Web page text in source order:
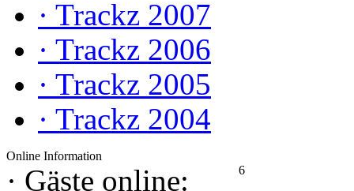
· Trackz 2007
· Trackz 2006
· Trackz 2005
· Trackz 2004
Online Information
· Gäste online: 6